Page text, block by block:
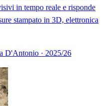
in tempo reale e risponde
stampato in 3D, elettronica
D'Antonio · 2025/26